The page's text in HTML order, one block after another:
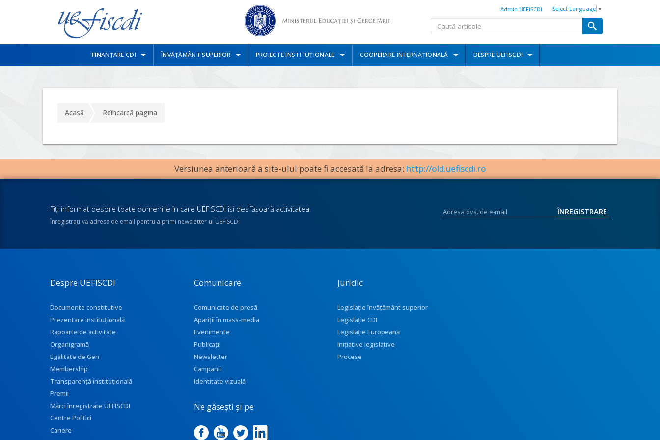
Select Language ▼
Admin UEFISCDI
FINANȚARE CDI ÎNVĂȚĂMÂNT SUPERIOR PROIECTE INSTITUȚIONALE COOPERARE INTERNAȚIONALĂ DESPRE UEFISCDI
Acasă Reîncarcă pagina
Versiunea anterioară a site-ului poate fi accesată la adresa: http://old.uefiscdi.ro
Fiţi informat despre toate domeniile în care UEFISCDI îşi desfăşoară activitatea.
Înregistraţi-vă adresa de email pentru a primi newsletter-ul UEFISCDI
Despre UEFISCDI
Documente constitutive
Prezentare instituţională
Rapoarte de activitate
Organigramă
Egalitate de Gen
Membership
Transparenţă instituţională
Premii
Mărci înregistrate UEFISCDI
Centre Politici
Cariere
Comunicare
Comunicate de presă
Apariţii în mass-media
Evenimente
Publicații
Newsletter
Campanii
Identitate vizuală
Ne găsești și pe
Juridic
Legislație învățământ superior
Legislație CDI
Legislație Europeană
Inițiative legislative
Procese